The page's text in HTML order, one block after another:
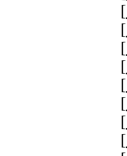
[
[
[
[
[
[
[
[